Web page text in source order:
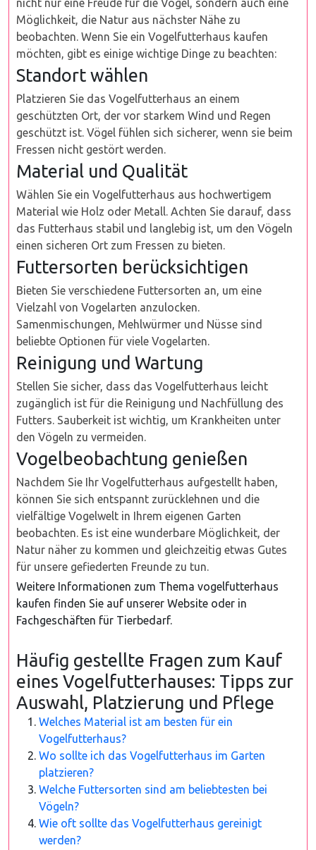
nicht nur eine Freude für die Vögel, sondern auch eine
Möglichkeit, die Natur aus nächster Nähe zu
beobachten. Wenn Sie ein Vogelfutterhaus kaufen
möchten, gibt es einige wichtige Dinge zu beachten:
Standort wählen
Platzieren Sie das Vogelfutterhaus an einem
geschützten Ort, der vor starkem Wind und Regen
geschützt ist. Vögel fühlen sich sicherer, wenn sie beim
Fressen nicht gestört werden.
Material und Qualität
Wählen Sie ein Vogelfutterhaus aus hochwertigem
Material wie Holz oder Metall. Achten Sie darauf, dass
das Futterhaus stabil und langlebig ist, um den Vögeln
einen sicheren Ort zum Fressen zu bieten.
Futtersorten berücksichtigen
Bieten Sie verschiedene Futtersorten an, um eine
Vielzahl von Vogelarten anzulocken.
Samenmischungen, Mehlwürmer und Nüsse sind
beliebte Optionen für viele Vogelarten.
Reinigung und Wartung
Stellen Sie sicher, dass das Vogelfutterhaus leicht
zugänglich ist für die Reinigung und Nachfüllung des
Futters. Sauberkeit ist wichtig, um Krankheiten unter
den Vögeln zu vermeiden.
Vogelbeobachtung genießen
Nachdem Sie Ihr Vogelfutterhaus aufgestellt haben,
können Sie sich entspannt zurücklehnen und die
vielfältige Vogelwelt in Ihrem eigenen Garten
beobachten. Es ist eine wunderbare Möglichkeit, der
Natur näher zu kommen und gleichzeitig etwas Gutes
für unsere gefiederten Freunde zu tun.
Weitere Informationen zum Thema vogelfutterhaus
kaufen finden Sie auf unserer Website oder in
Fachgeschäften für Tierbedarf.
Häufig gestellte Fragen zum Kauf
eines Vogelfutterhauses: Tipps zur
Auswahl, Platzierung und Pflege
Welches Material ist am besten für ein
Vogelfutterhaus?
Wo sollte ich das Vogelfutterhaus im Garten
platzieren?
Welche Futtersorten sind am beliebtesten bei
Vögeln?
Wie oft sollte das Vogelfutterhaus gereinigt
werden?